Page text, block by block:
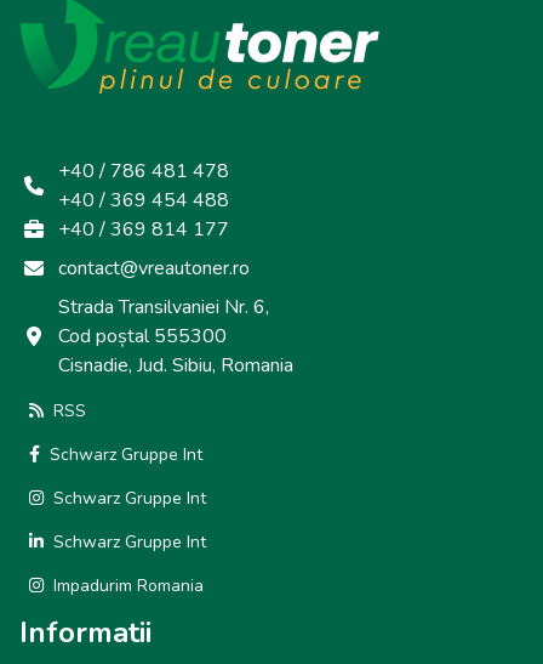
+40 / 786 481 478
+40 / 369 454 488
+40 / 369 814 177
contact@vreautoner.ro
Strada Transilvaniei Nr. 6,
Cod poștal 555300
Cisnadie, Jud. Sibiu, Romania
RSS
Schwarz Gruppe Int
Schwarz Gruppe Int
Schwarz Gruppe Int
Impadurim Romania
Informatii